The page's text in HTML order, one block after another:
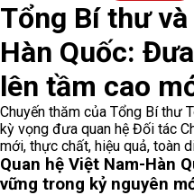
Tổng Bí thư
Hàn Quốc:
lên tầm cao
Chuyến thăm của Tổng Bí thư
kỳ vọng đưa quan hệ Đối tác
mới, thực chất, hiệu quả, toàn
Quan hệ Việt Nam-Hàn
vững trong kỷ nguyên